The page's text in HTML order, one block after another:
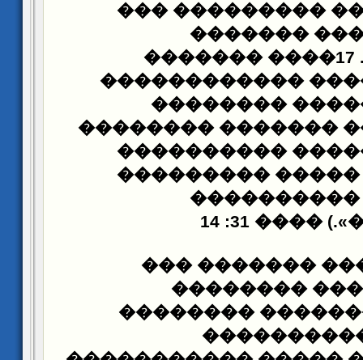
������������
�������
�������� �����
���������
������� ��������
������
����������
���� ����
���
�����: (35������
��������: